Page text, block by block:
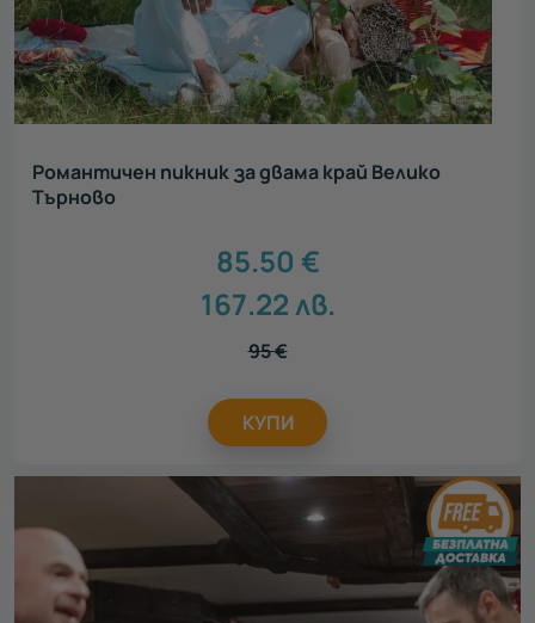
Романтичен пикник за двама край Велико
Търново
85.50 €
167.22лв.
95€
КУПИ